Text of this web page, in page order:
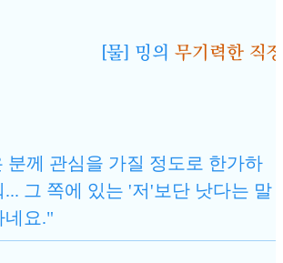
[물] 밍의 무기력한 직
분께 관심을 가질 정도로 한가하
그 쪽에 있는 '저'보단 낫다는 말
네요."